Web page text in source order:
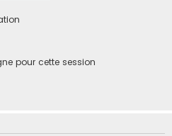
pour cette session